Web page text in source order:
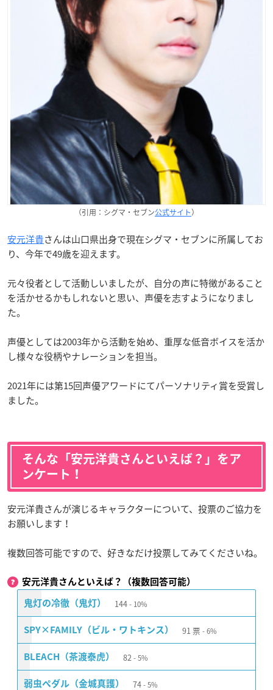
（引用：シグマ・セブン公式サイト）
安元洋貴さんは山口県出身で現在シグマ・セブンに所属してお
り、今年で49歳を迎えます。
元々役者として活動しいましたが、自分の声に特徴があること
を活かせるかもしれないと思い、声優を志すようになりまし
た。
声優としては2003年から活動を始め、重厚な低音ボイスを活か
し様々な役柄やナレーションを担当。
2021年には第15回声優アワードにてパーソナリティ賞を受賞し
ました。
そんな「安元洋貴さんといえば？」をア
ンケート！
安元洋貴さんが演じるキャラクターについて、投票のご協力を
お願いします！
複数回答可能ですので、好きなだけ投票してみてくださいね。
安元洋貴さんといえば？（複数回答可能）
鬼灯の冷徹（鬼灯） 144 10%
SPY×FAMILY（ビル・ワトキンス） 91 票 6%
BLEACH（茶渡泰虎） 82 5%
弱虫ペダル（金城真護） 74 5%